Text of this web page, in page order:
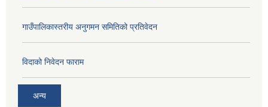
गाउँपालिकास्तरीय अनुगमन समितिको प्रतिवेदन
विदाको निवेदन फाराम
अन्य